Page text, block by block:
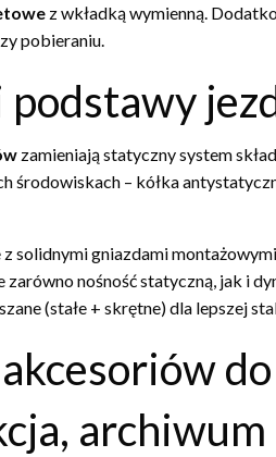
z wkładką wymienną.
pobieraniu.
podstawy
zamieniają statyczny system
środowiskach – kółka
solidnymi gniazdami
nośność statyczną, jak i
(stałe + skrętne) dla lepszej
archiwum